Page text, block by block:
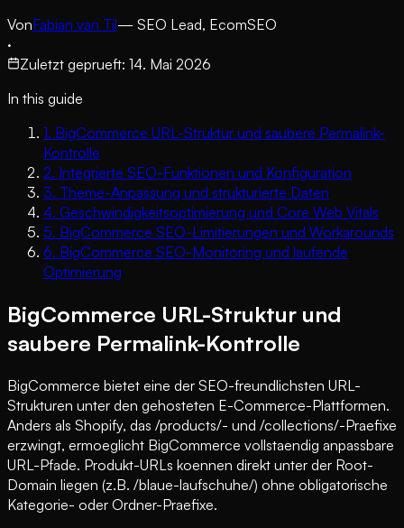
VonFabian van Til— SEO Lead, EcomSEO
·
Zuletzt geprueft: 14. Mai 2026
In this guide
1. BigCommerce URL-Struktur und saubere Permalink-
Kontrolle
2. Integrierte SEO-Funktionen und Konfiguration
3. Theme-Anpassung und strukturierte Daten
4. Geschwindigkeitsoptimierung und Core Web Vitals
5. BigCommerce SEO-Limitierungen und Workarounds
6. BigCommerce SEO-Monitoring und laufende
Optimierung
BigCommerce URL-Struktur und
saubere Permalink-Kontrolle
BigCommerce bietet eine der SEO-freundlichsten URL-
Strukturen unter den gehosteten E-Commerce-Plattformen.
Anders als Shopify, das /products/- und /collections/-Praefixe
erzwingt, ermoeglicht BigCommerce vollstaendig anpassbare
URL-Pfade. Produkt-URLs koennen direkt unter der Root-
Domain liegen (z.B. /blaue-laufschuhe/) ohne obligatorische
Kategorie- oder Ordner-Praefixe.